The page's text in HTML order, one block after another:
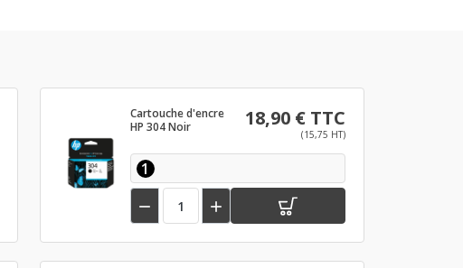
Cartouche d'encre
HP 304 Noir
18,90 € TTC
(15,75 HT)
1
 